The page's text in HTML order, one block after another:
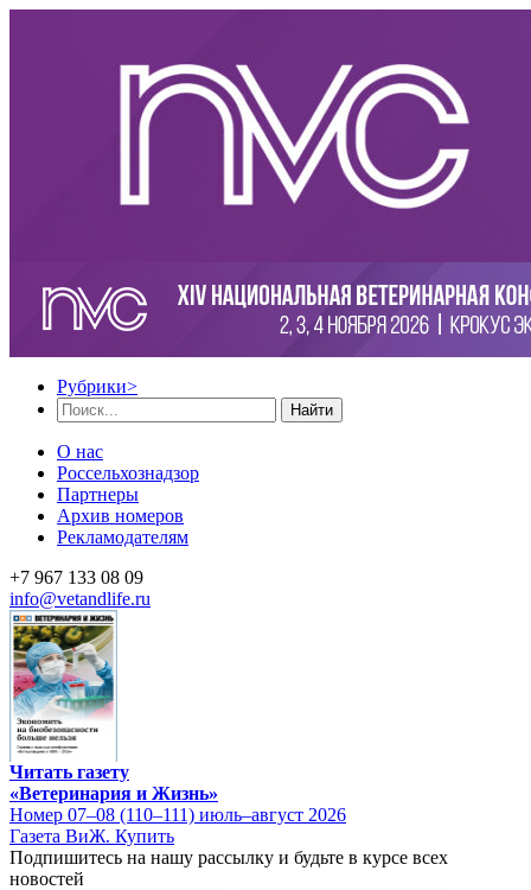
Рубрики>
Найти
О нас
Россельхознадзор
Партнеры
Архив номеров
Рекламодателям
+7 967 133 08 09
info@vetandlife.ru
Читать газету
«Ветеринария и Жизнь»
Номер 07–08 (110–111) июль–август 2026
Газета ВиЖ. Купить
Подпишитесь на нашу рассылку и будьте в курсе всех
новостей